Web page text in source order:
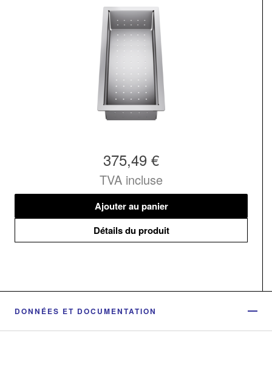
375,49 €
TVA incluse
Ajouter au panier
Détails du produit
DONNÉES ET DOCUMENTATION